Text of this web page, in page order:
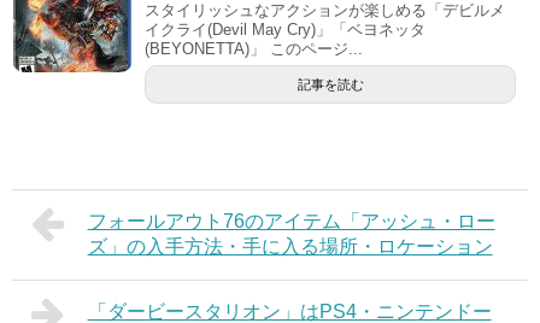
スタイリッシュなアクションが楽しめる「デビルメ
イクライ(Devil May Cry)」「ベヨネッタ
(BEYONETTA)」 このページ...
記事を読む
フォールアウト76のアイテム「アッシュ・ロー
ズ」の入手方法・手に入る場所・ロケーション
「ダービースタリオン」はPS4・ニンテンドー